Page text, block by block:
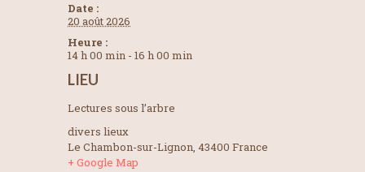
Date :
20 août 2026
Heure :
14 h 00 min - 16 h 00 min
LIEU
Lectures sous l’arbre
divers lieux
Le Chambon-sur-Lignon, 43400 France
+ Google Map